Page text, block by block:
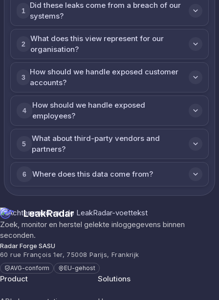
1
Did these leaks come from a breach of our
systems?
2
What does this view represent for our
organisation?
3
How should we handle exposed customer
accounts?
4
How should we handle exposed
employees?
5
What about third-party vendors and
partners?
6 Where does this data come from?
LeakRadar
Zoek, monitor en herstel gelekte inloggegevens binnen
seconden.
Radar Forge SASU
60 rue François 1er, 75008 Parijs, Frankrijk
AVG-conform EU-gehost
Product Solutions